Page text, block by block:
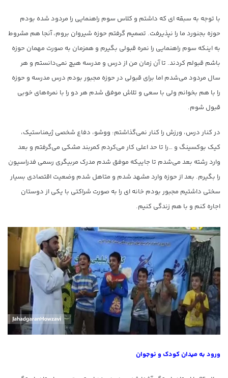
با توجه به سبقه ای که داشتم و کلاس سوم راهنمایی را مردود شده بودم
حوزه بجنورد ما را نپذیرفت. تصمیم گرفتم حوزه شیروان بروم، آنجا هم مشروط
به اینکه سوم راهنمایی را نمره قبولی بگیرم و همزمان به صورت مهمان حوزه
باشم قبولم کردند. تا آن زمان من از درس و مدرسه هیچ نمی‌دانستم و هر
سال مردود می‌شدم اما برای قبولی در حوزه مجبور بودم درس مدرسه و حوزه
را با هم بخوانم ولی با سعی و تلاش موفق شدم هر دو را با نمره‌های خوبی
قبول شوم.
در کنار درس، ورزش را کنار نمی‌گذاشتم: ووشو، دفاع شخصی ژیمناستیک،
کیک بوکسینگ و …را تا حد اعلی کار می‌کردم کمربند مشکی می‌گرفتم و بعد
وارد رشته بعد می‌شدم تا جاییکه موفق شدم مدرک مربیگری رسمی فدراسیون
را بگیرم. بعد از حوزه وارد مشهد شدم و متاهل شدم وضعیت اقتصادی بسیار
سختی داشتیم مجبور بودم خانه ای را به صورت شراکتی با یکی از دوستان
اجاره کنم و با هم زندگی کنیم.
ورود به میدان کودک و نوجوان